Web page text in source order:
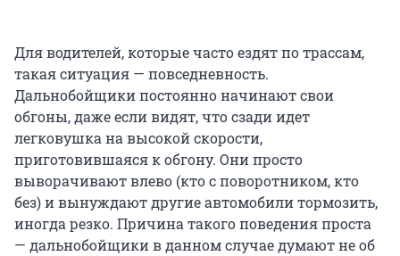
Для водителей, которые часто ездят по трассам,
такая ситуация — повседневность.
Дальнобойщики постоянно начинают свои
обгоны, даже если видят, что сзади идет
легковушка на высокой скорости,
приготовившаяся к обгону. Они просто
выворачивают влево (кто с поворотником, кто
без) и вынуждают другие автомобили тормозить,
иногда резко. Причина такого поведения проста
— дальнобойщики в данном случае думают не об